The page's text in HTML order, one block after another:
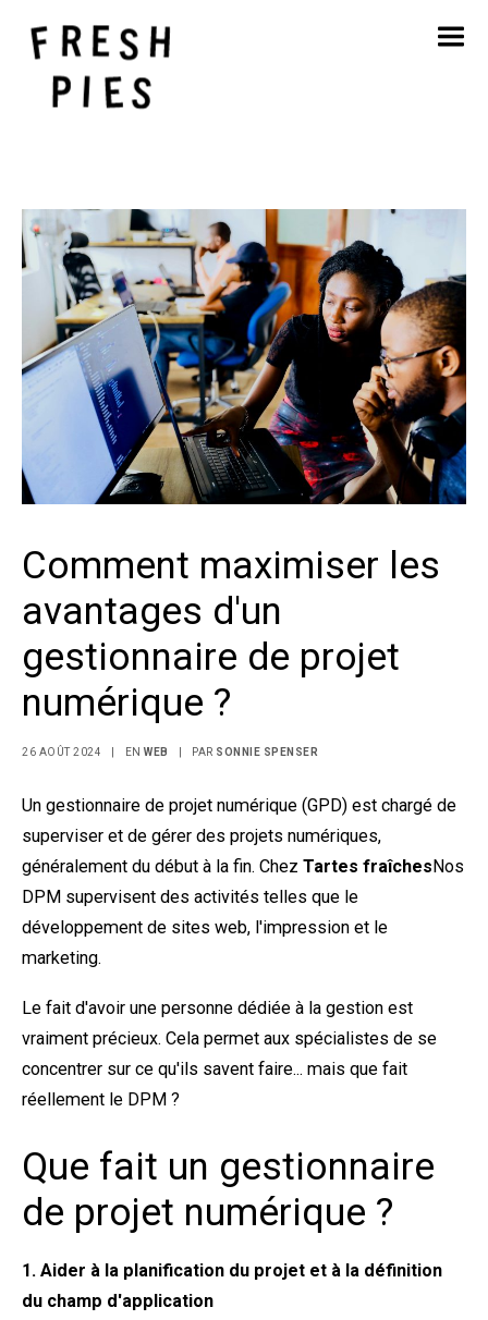
Accueil
Contact
Comment maximiser les
avantages d'un
gestionnaire de projet
numérique ?
26 AOÛT 2024 EN WEB PAR SONNIE SPENSER
Un gestionnaire de projet numérique (GPD) est chargé de
superviser et de gérer des projets numériques,
généralement du début à la fin. Chez Tartes fraîchesNos
DPM supervisent des activités telles que le
développement de sites web, l'impression et le
marketing.
Le fait d'avoir une personne dédiée à la gestion est
vraiment précieux. Cela permet aux spécialistes de se
concentrer sur ce qu'ils savent faire... mais que fait
réellement le DPM ?
Que fait un gestionnaire
de projet numérique ?
1. Aider à la planification du projet et à la définition
du champ d'application